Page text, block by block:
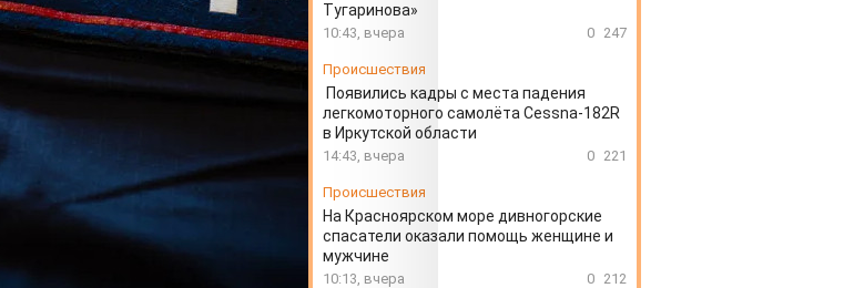
Тугаринова»
10:43, вчера 0 247
Происшествия
Появились кадры с места падения
легкомоторного самолёта Cessna-182R
в Иркутской области
14:43, вчера 0 221
Происшествия
На Красноярском море дивногорские
спасатели оказали помощь женщине и
мужчине
10:13, вчера 0 212